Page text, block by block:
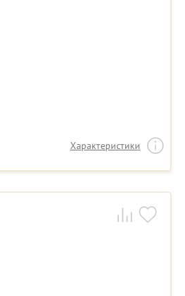
Характеристики